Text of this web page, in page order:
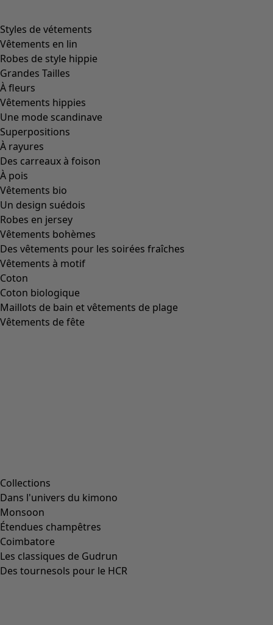
Styles de vétements
Vêtements en lin
Robes de style hippie
Grandes Tailles
À fleurs
Vêtements hippies
Une mode scandinave
Superpositions
À rayures
Des carreaux à foison
À pois
Vêtements bio
Un design suédois
Robes en jersey
Vêtements bohèmes
Des vêtements pour les soirées fraîches
Vêtements à motif
Coton
Coton biologique
Maillots de bain et vêtements de plage
Vêtements de fête
Collections
Dans l'univers du kimono
Monsoon
Étendues champêtres
Coimbatore
Les classiques de Gudrun
Des tournesols pour le HCR